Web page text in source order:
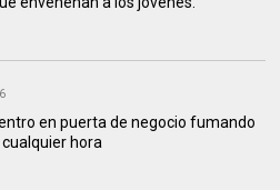
en puerta de negocio fumando
hora